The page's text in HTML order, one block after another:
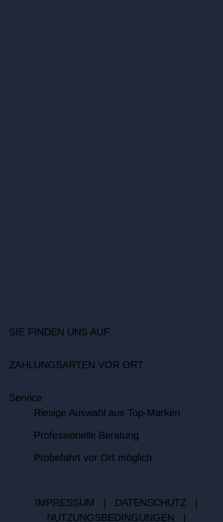
SIE FINDEN UNS AUF
ZAHLUNGSARTEN VOR ORT
Service
Riesige Auswahl aus Top-Marken
Professionelle Beratung
Probefahrt vor Ort möglich
IMPRESSUM DATENSCHUTZ
NUTZUNGSBEDINGUNGEN